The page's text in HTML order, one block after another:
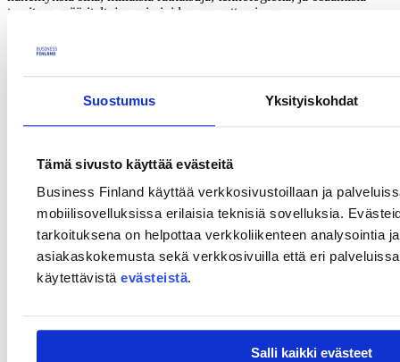
Suostumus Yksityiskohdat
Tämä sivusto käyttää evästeitä
Business Finland käyttää verkkosivustoillaan ja
mobiilisovelluksissa erilaisia teknisiä sovelluksia.
tarkoituksena on helpottaa verkkoliikenteen analysointia
asiakaskokemusta sekä verkkosivuilla että eri
käytettävistä evästeistä.
Salli kaikki evästeet
tarvitaan määriteltyjen missioiden saavuttamiseen.
Millaisiin hankkeisiin rahoitusta voi hakea?
yhteiselle tutkimushankkeelle.
Tutkimusprojekteissa edellytetään kansainvälistä yhteistyötä ja
vähintään kolmen yrityksen osallistumista kyseisen projektin
ohjausryhmätyöskentelyyn. Näihin yrityksiin voi kuulua myös
veturiyrityksiä.
Lue lisää Business Finlandin tutkimus- ja kehitysrahoituksesta:
Miten rahoitusta haetaan?